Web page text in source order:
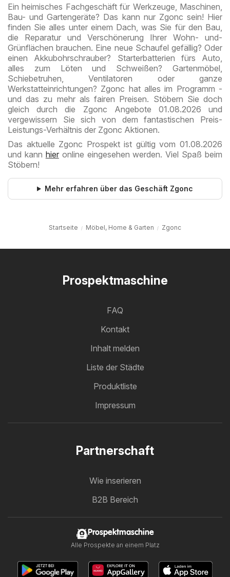
Ein heimisches Fachgeschäft für Werkzeuge, Maschinen,
Bau- und Gartengeräte? Das kann nur Zgonc sein! Hier
finden Sie alles unter einem Dach, was Sie für den Bau,
die Reparatur und Verschönerung Ihrer Wohn- und-
Grünflächen brauchen. Eine neue Schaufel gefällig? Oder
einen Akkubohrschrauber? Starterbatterien fürs Auto,
alles zum Löten und Schweißen? Gartenmöbel,
Schiebetruhen, Ventilatoren oder ganze
Werkstatteinrichtungen? Zgonc hat alles im Programm -
und das zu mehr als fairen Preisen. Stöbern Sie doch
gleich durch die Zgonc Angebote 01.08.2026 und
vergewissern Sie sich von dem fantastischen Preis-
Leistungs-Verhältnis der Zgonc Aktionen.
Das aktuelle Zgonc Prospekt ist gültig vom 01.08.2026
und kann hieronline eingesehen werden. Viel Spaß beim
Stöbern!
Mehr erfahren über das Geschäft Zgonc
Startseite Möbel, Home & Garten Zgonc
Prospektmaschine
FAQ
Kontakt
Inhalt melden
Liste der Städte
Produktliste
Impressum
Partnerschaft
Wie inserieren
B2B Bereich
Prospektmaschine
Alle Prospekte an einem Platz